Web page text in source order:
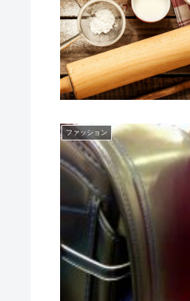
ファッション